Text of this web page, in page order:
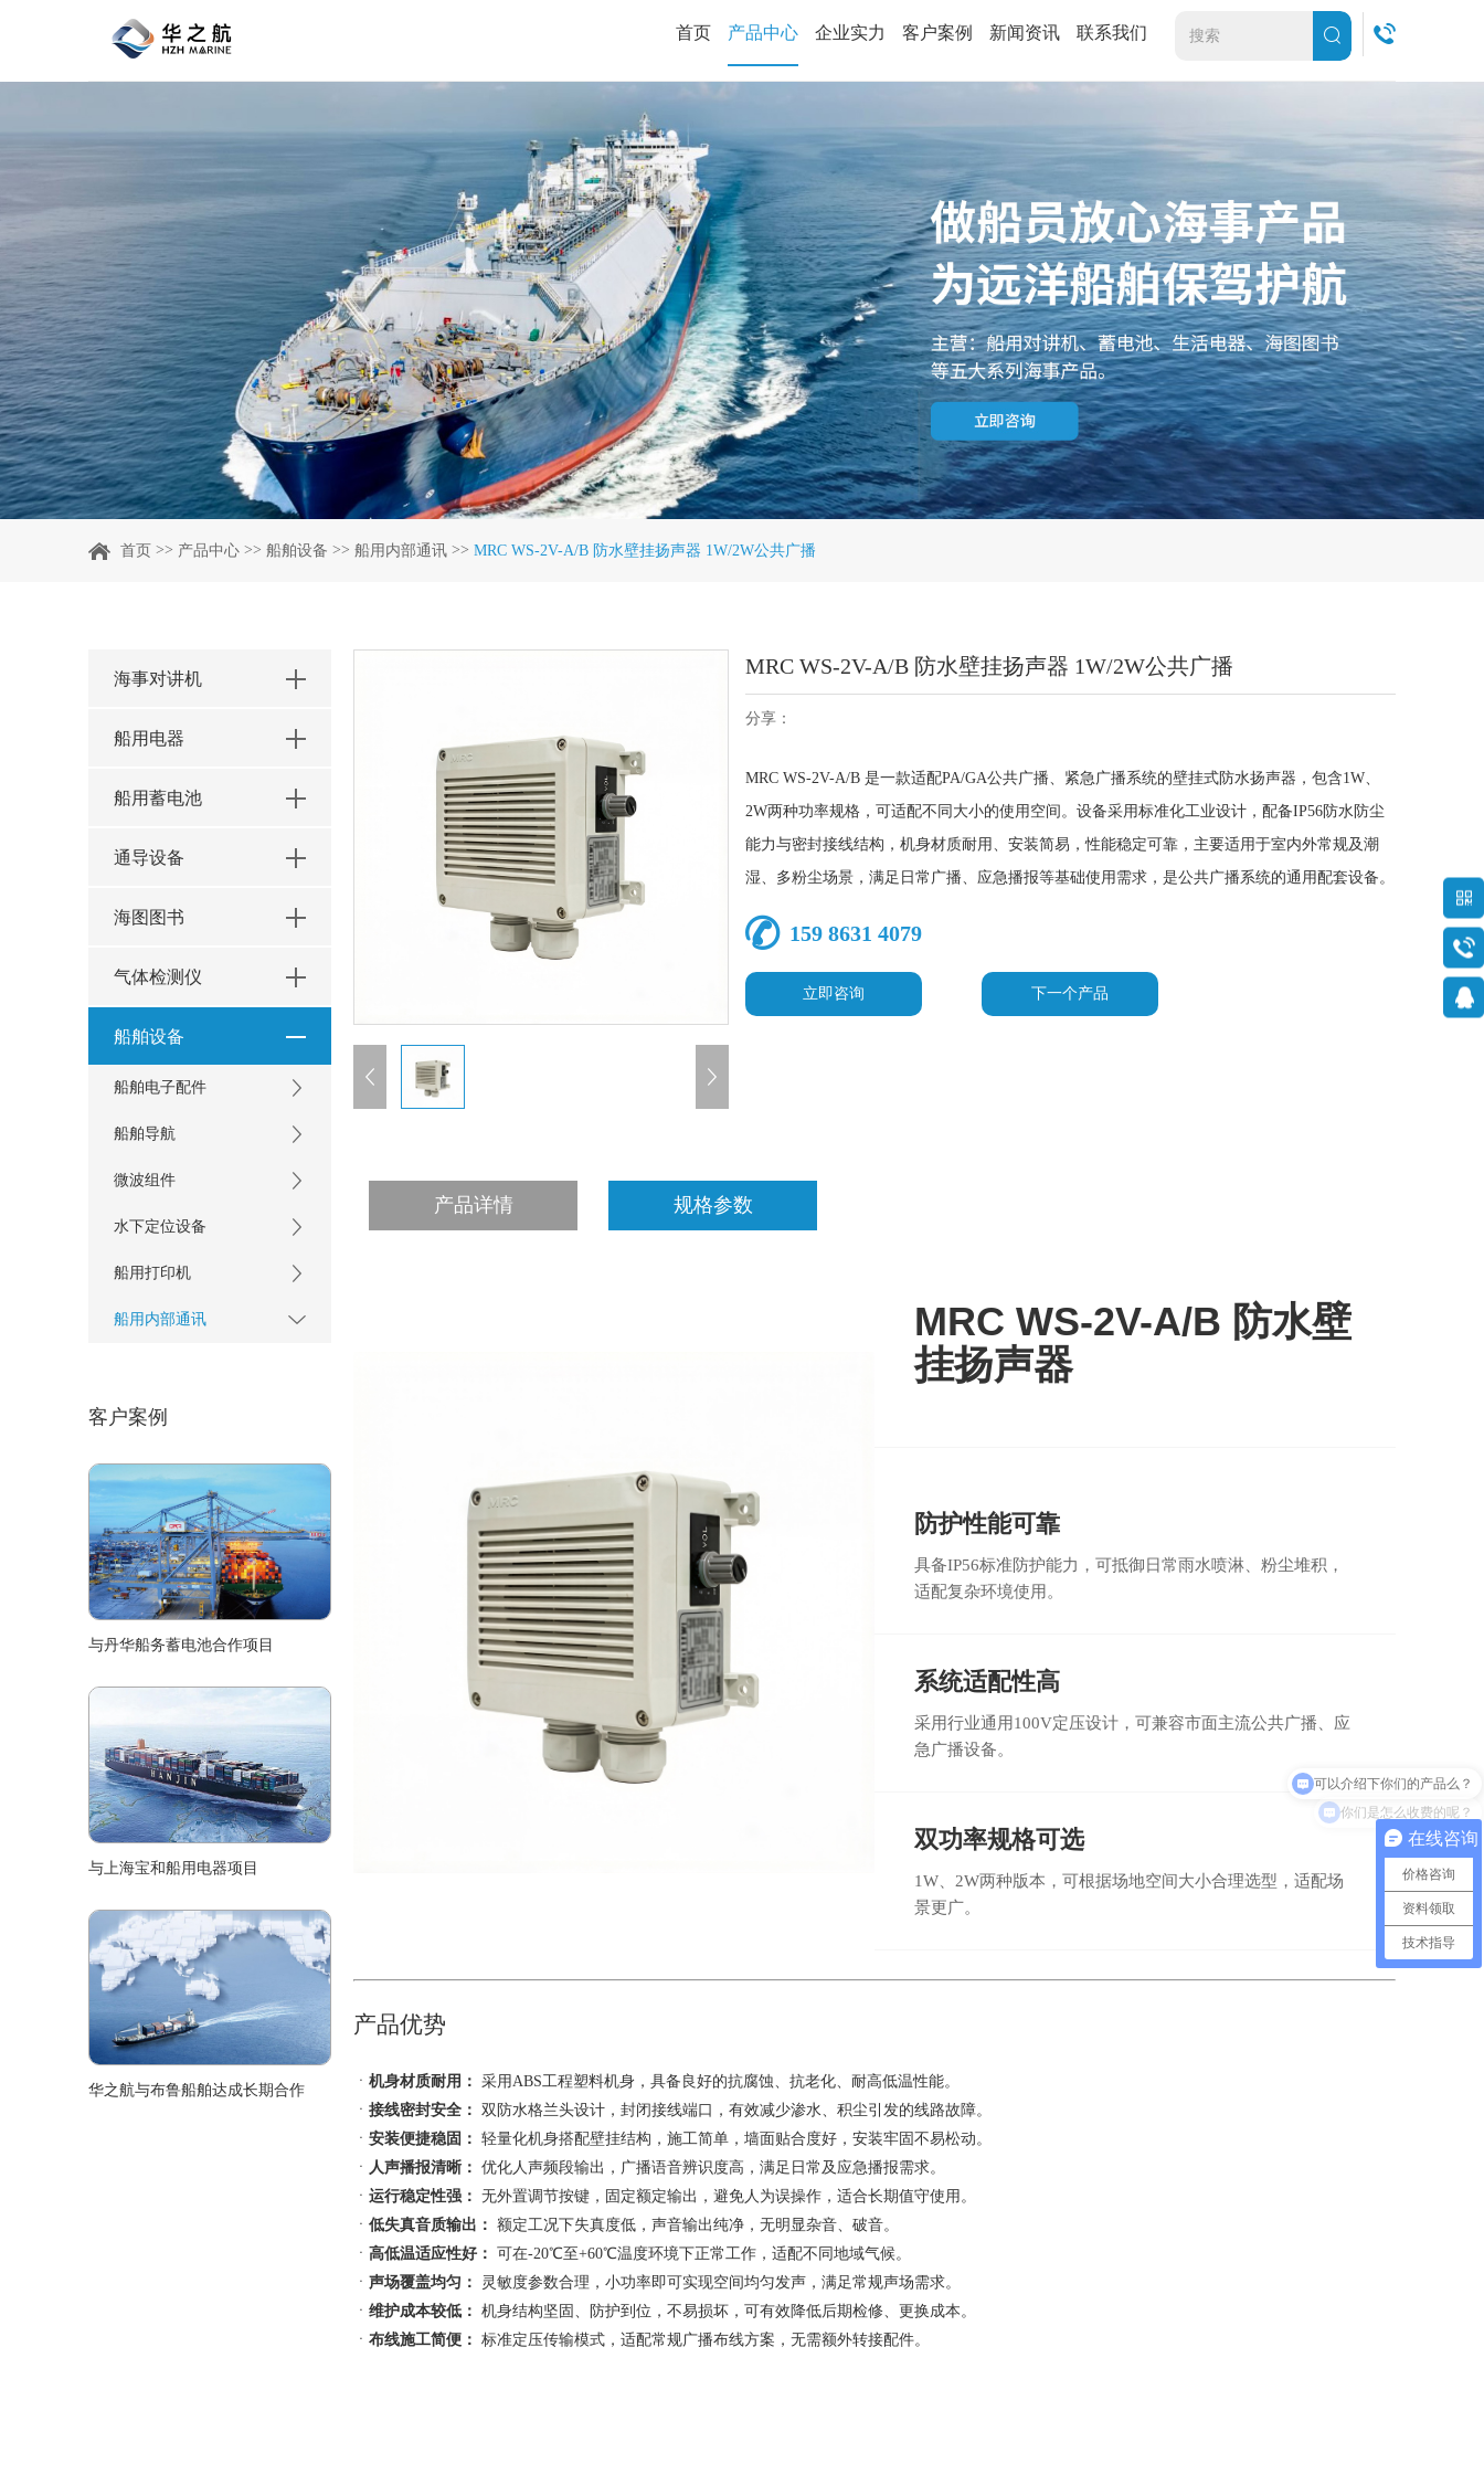
首页 产品中心 企业实力 客户案例 新闻资讯 联系我们
首页 >> 产品中心 >> 船舶设备 >> 船用内部通讯 >> MRC WS-2V-A/B 防水壁挂扬声器 1W/2W公共广播
MRC WS-2V-A/B 防水壁挂扬声器 1W/2W公共广播
分享：
MRC WS-2V-A/B 是一款适配PA/GA公共广播、紧急广播系统的壁挂式防水扬声器，包含1W、
2W两种功率规格，可适配不同大小的使用空间。设备采用标准化工业设计，配备IP56防水防尘
能力与密封接线结构，机身材质耐用、安装简易，性能稳定可靠，主要适用于室内外常规及潮
湿、多粉尘场景，满足日常广播、应急播报等基础使用需求，是公共广播系统的通用配套设备。
159 8631 4079
立即咨询 下一个产品
产品详情 规格参数
MRC WS-2V-A/B 防水壁
挂扬声器
防护性能可靠
具备IP56标准防护能力，可抵御日常雨水喷淋、粉尘堆积，
适配复杂环境使用。
系统适配性高
采用行业通用100V定压设计，可兼容市面主流公共广播、应
急广播设备。
双功率规格可选
1W、2W两种版本，可根据场地空间大小合理选型，适配场
景更广。
产品优势
ㆍ 机身材质耐用： 采用ABS工程塑料机身，具备良好的抗腐蚀、抗老化、耐高低温性能。
ㆍ 接线密封安全： 双防水格兰头设计，封闭接线端口，有效减少渗水、积尘引发的线路故障。
ㆍ 安装便捷稳固： 轻量化机身搭配壁挂结构，施工简单，墙面贴合度好，安装牢固不易松动。
ㆍ 人声播报清晰： 优化人声频段输出，广播语音辨识度高，满足日常及应急播报需求。
ㆍ 运行稳定性强： 无外置调节按键，固定额定输出，避免人为误操作，适合长期值守使用。
ㆍ 低失真音质输出： 额定工况下失真度低，声音输出纯净，无明显杂音、破音。
ㆍ 高低温适应性好： 可在-20℃至+60℃温度环境下正常工作，适配不同地域气候。
ㆍ 声场覆盖均匀：
灵敏度参数合理，小功率即可实现空间均匀发声，满足常规声场需求。
ㆍ 维护成本较低： 机身结构坚固、防护到位，不易损坏，可有效降低后期检修、更换成本。
ㆍ 布线施工简便： 标准定压传输模式，适配常规广播布线方案，无需额外转接配件。
海事对讲机
船用电器
船用蓄电池
通导设备
海图图书
气体检测仪
船舶设备
船舶电子配件
船舶导航
微波组件
水下定位设备
船用打印机
船用内部通讯
客户案例
与丹华船务蓄电池合作项目
与上海宝和船用电器项目
华之航与布鲁船舶达成长期合作
在线咨询
价格咨询
资料领取
技术指导